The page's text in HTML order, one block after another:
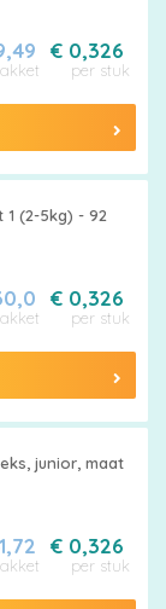
€ 0,326
per stuk
1 (2-5kg) - 92
€ 0,326
per stuk
junior, maat
€ 0,326
per stuk